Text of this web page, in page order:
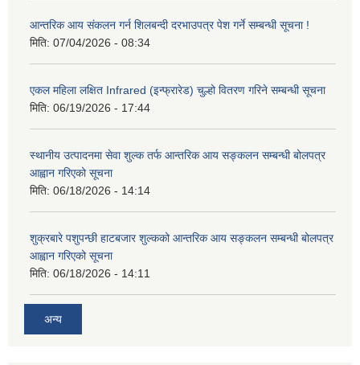
आन्तरिक आय संकलन गर्न शिलबन्दी दरभाउपत्र पेश गर्ने सम्बन्धी सूचना !
मिति: 07/04/2026 - 08:34
एकल महिला लक्षित Infrared (इन्फ्रारेड) चुल्हो वितरण गरिने सम्बन्धी सूचना
मिति: 06/19/2026 - 17:44
स्थानीय उत्पादनमा सेवा शुल्क तर्फ आन्तरिक आय सङ्कलन सम्बन्धी बोलपत्र
आह्वान गरिएको सूचना
मिति: 06/18/2026 - 14:14
शुक्रबारे पशुपन्छी हाटबजार शुल्कको आन्तरिक आय सङ्कलन सम्बन्धी बोलपत्र
आह्वान गरिएको सूचना
मिति: 06/18/2026 - 14:11
अन्य